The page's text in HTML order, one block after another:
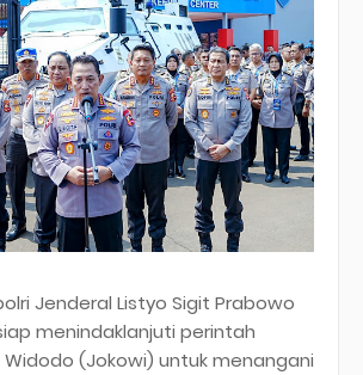
Jenderal Listyo Sigit Prabowo
menindaklanjuti perintah
Widodo (Jokowi) untuk menangani